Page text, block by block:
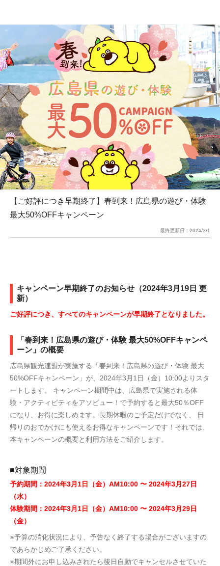
【ご好評につき早期終了】春到来！広島県の遊び・体験
最大50%OFFキャンペーン
最終更新日： 2024/3/1
キャンペーン早期終了のお知らせ（2024年3月19日 更
新）
ご好評につき、すべてのキャンペーンが早期終了となりました。
「春到来！広島県の遊び・体験 最大50%OFFキャンペ
ーン」の概要
広島県観光連盟が実施する「春到来！広島県の遊び・体験 最大
50%OFFキャンペーン」が、2024年3月1日（金）10:00よりスタ
ートします。 キャンペーン期間中は、広島県で実施される体
験・アクティビティをアソビュー！で予約すると最大50％OFF
になり、お得に楽しめます。長期休暇のご予定だけでなく、 日
帰りのおでかけにも使えるお得なキャンペーンです！それでは、
本キャンペーンの概要と利用方法をご紹介します。
■対象期間
予約期間：2024年3月1日（金）AM10:00 〜 2024年3月27日
（水）
体験期間：2024年3月1日（金）AM10:00 〜 2024年3月29日
（金）
※予算の消化状況により、予告なく終了する場合がございますの
であらかじめご了承ください。
※期間外にお申し込みされたら後日自動でキャンセルさせていた